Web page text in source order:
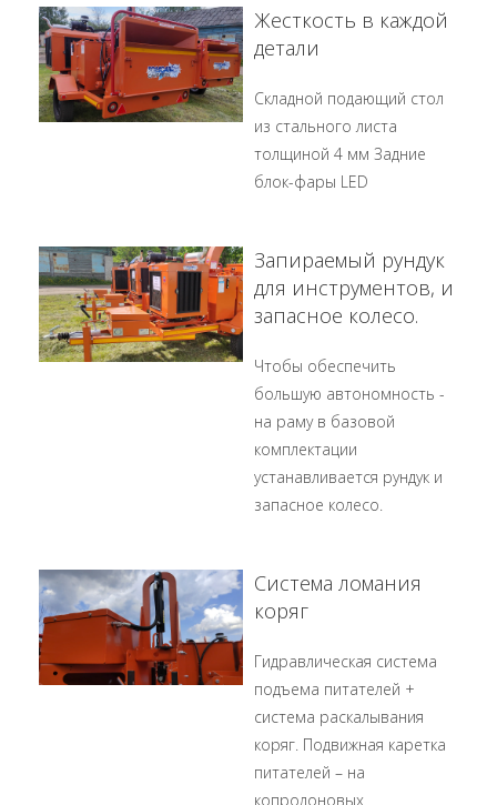
Жесткость в каждой
детали
Складной подающий стол
из стального листа
толщиной 4 мм Задние
блок-фары LED
Запираемый рундук
для инструментов, и
запасное колесо.
Чтобы обеспечить
большую автономность -
на раму в базовой
комплектации
устанавливается рундук и
запасное колесо.
Система ломания
коряг
Гидравлическая система
подъема питателей +
система раскалывания
коряг. Подвижная каретка
питателей – на
копролоновых